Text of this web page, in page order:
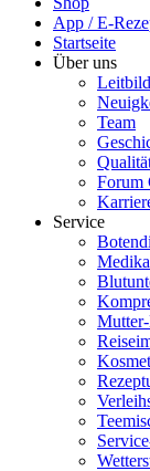
App / E-
Startseite
Über uns
Leitbild
Team
Forum
Service